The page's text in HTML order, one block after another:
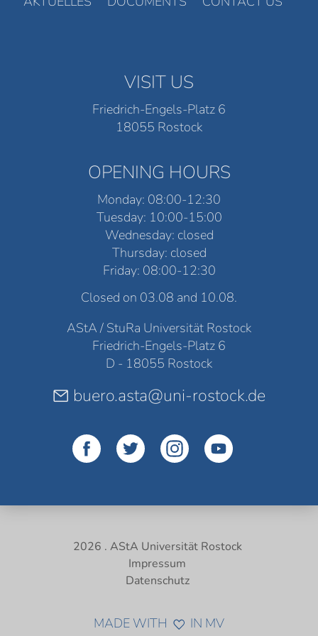
VISIT US
Friedrich-Engels-Platz 6
18055 Rostock
OPENING HOURS
Monday: 08:00-12:30
Tuesday: 10:00-15:00
Wednesday: closed
Thursday: closed
Friday: 08:00-12:30
Closed on 03.08 and 10.08.
AStA / StuRa Universität Rostock
Friedrich-Engels-Platz 6
D - 18055 Rostock
buero.asta@uni-rostock.de
2026 . AStA Universität Rostock
Impressum
Datenschutz
MADE WITH IN MV